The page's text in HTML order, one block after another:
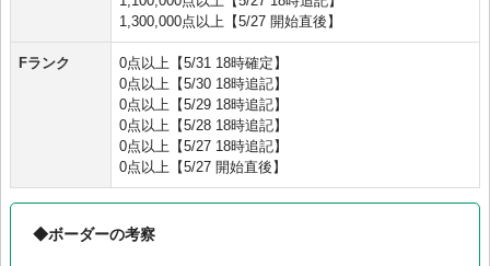
1,300,000点以上【5/27 開始直後】
Fランク
0点以上【5/31 18時確定】
0点以上【5/30 18時追記】
0点以上【5/29 18時追記】
0点以上【5/28 18時追記】
0点以上【5/27 18時追記】
0点以上【5/27 開始直後】
◆ボーダーの考察